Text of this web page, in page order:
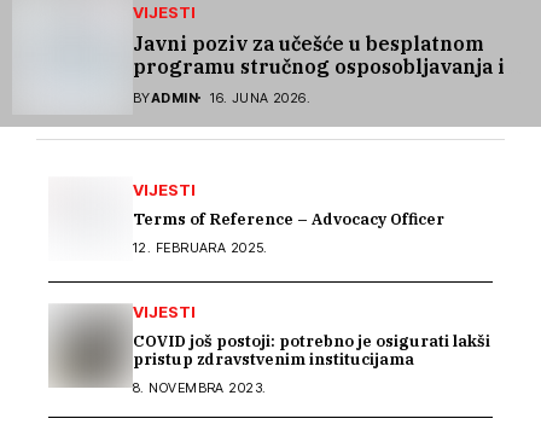
VIJESTI
Javni poziv za učešće u besplatnom
programu stručnog osposobljavanja i
podrške pri zapošljavanju
BYADMIN 16. JUNA 2026.
VIJESTI
Terms of Reference – Advocacy Officer
12. FEBRUARA 2025.
VIJESTI
COVID još postoji: potrebno je osigurati lakši
pristup zdravstvenim institucijama
8. NOVEMBRA 2023.